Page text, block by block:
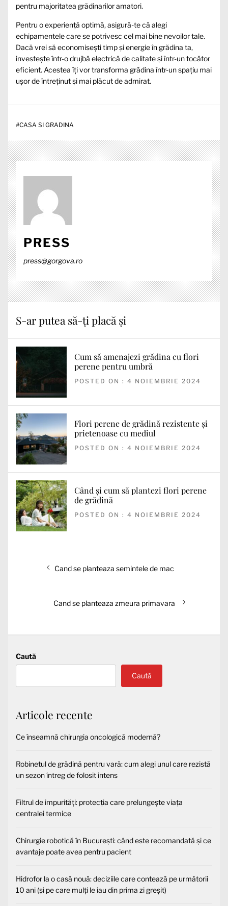
pentru majoritatea grădinarilor amatori.
Pentru o experiență optimă, asigură-te că alegi
echipamentele care se potrivesc cel mai bine nevoilor tale.
Dacă vrei să economisești timp și energie în grădina ta,
investește într-o drujbă electrică de calitate și într-un tocător
eficient. Acestea îți vor transforma grădina într-un spațiu mai
ușor de întreținut și mai plăcut de admirat.
#CASA SI GRADINA
PRESS
press@gorgova.ro
S-ar putea să-ți placă și
Cum să amenajezi grădina cu flori
perene pentru umbră
POSTED ON : 4 NOIEMBRIE 2024
Flori perene de grădină rezistente și
prietenoase cu mediul
POSTED ON : 4 NOIEMBRIE 2024
Când și cum să plantezi flori perene
de grădină
POSTED ON : 4 NOIEMBRIE 2024
Articolul
Cand se planteaza semintele de mac
Articolul
Cand se planteaza zmeura primavara
Caută
Caută
Articole recente
Ce înseamnă chirurgia oncologică modernă?
Robinetul de grădină pentru vară: cum alegi unul care rezistă
un sezon întreg de folosit intens
Filtrul de impurități: protecția care prelungește viața
centralei termice
Chirurgie robotică în București: când este recomandată și ce
avantaje poate avea pentru pacient
Hidrofor la o casă nouă: deciziile care contează pe următorii
10 ani (și pe care mulți le iau din prima zi greșit)